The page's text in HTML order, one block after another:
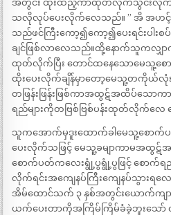
အတွင်း ထိုးထည့်ကာထုတ်လိုက်သွင်းလိုက်ဖ
သလိုလုပ်ပေးလိုက်လေသည်။ ” အိ အဟင့်
သည်ဖင်ကြီးကော့၍ကော့၍ပေးရင်းပါးစပ်
ချင်ဖြစ်လာလေသည်။ထို့နောက်သူကလျှာကို
ထုတ်လိုက်ပြီး တောင်ထနေသောမေသူ့စော
ထိုးပေးလိုက်ချိန်မှာတော့မေသူ့တကိုယ်လုံး အ
တဖြန်းဖြန်းဖြစ်ကာအထွဋ်အထိပ်သောက
ရည်များကိုတဗြစ်ဗြစ်ပန်းထုတ်လိုက်လေ
သူကအောက်မှဒူးထောက်ခါမေသူ့စောက်
ပေးလိုက်သဖြင့် မေသူ့ခမျာကာမအထွဋ်
စောက်ပတ်ကလေးရွုံ့ပွရွုံ့ပွဖြင့် စောက်ရည်
လိုက်ရင်းအကျေနပ်ကြီးကျေနပ်သွာ
အိမ်ထောင်သက် ၃ နှစ်အတွင်းယောက်ကျ
ယက်ပေးတာကိုအကြိမ်ကြိမ်ခံခဲ့ဘူးသော်